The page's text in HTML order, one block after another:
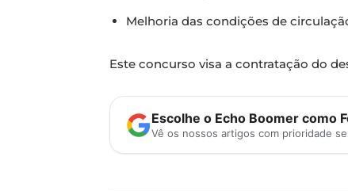
Melhoria das condições de
Este concurso visa a contratação do
Escolhe o Echo Boomer como
Vê os nossos artigos com prioridade